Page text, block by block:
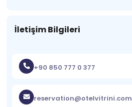
İletişim Bilgileri
+90 850 777 0 377
reservation@otelvitrini.com